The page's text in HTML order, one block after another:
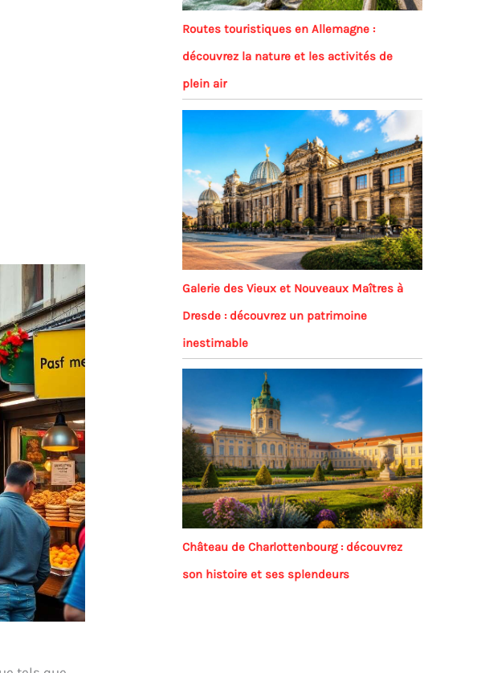
Routes touristiques en Allemagne :
découvrez la nature et les activités de
plein air
Galerie des Vieux et Nouveaux Maîtres à
Dresde : découvrez un patrimoine
inestimable
Château de Charlottenbourg : découvrez
son histoire et ses splendeurs